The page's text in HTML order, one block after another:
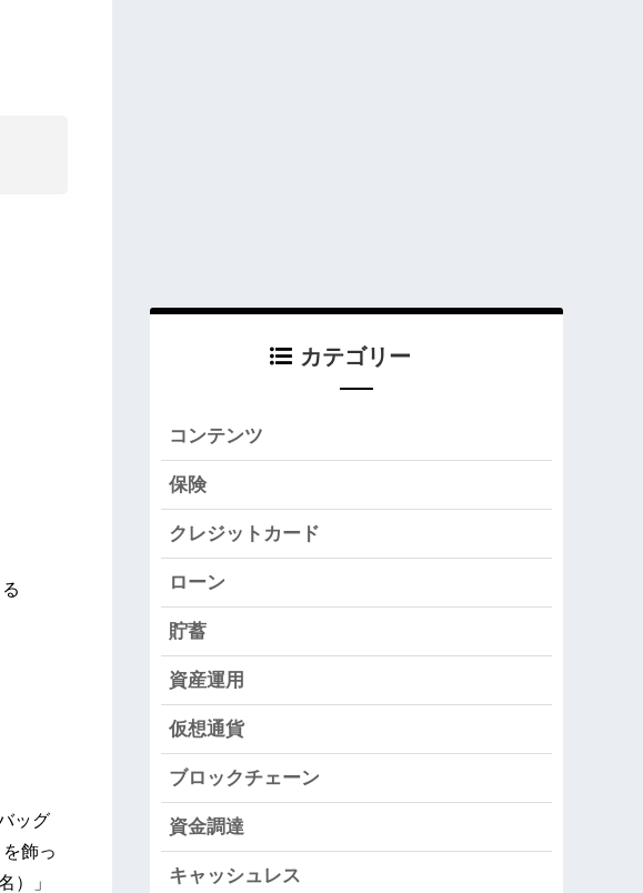
ッグ
飾っ
）」
カテゴリー
コンテンツ
保険
クレジットカード
ローン
貯蓄
資産運用
仮想通貨
ブロックチェーン
資金調達
キャッシュレス